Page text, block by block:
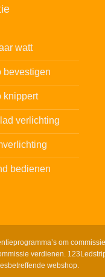
watt
bevestigen
knippert
verlichting
bedienen
om
verdienen.
webshop.